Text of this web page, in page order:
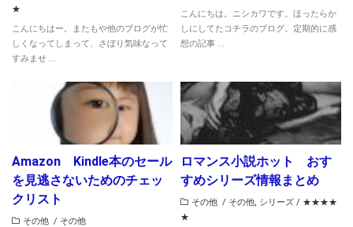
★
こんにちはー。またもや他のブログが忙
しくなってしまって、さぼり気味なって
すみませ ...
こんにちは。ニシカワです。ほったらか
しにしてたコチラのブログ。定期的に感
想の記事 ...
Amazon Kindle本のセール
を見逃さないためのチェッ
クリスト
その他 / その他
ロマンス小説ホット おす
すめシリーズ情報まとめ
その他 / その他, シリーズ / ★★★★
★